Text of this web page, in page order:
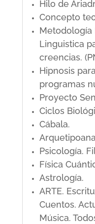
Hilo de
Concepto
Metodología
Linguistica
creencias.
Hipnosis
programas
Proyecto
Ciclos
Cábala.
Psicología.
Física
Astrología.
ARTE.
Cuentos.
Música.